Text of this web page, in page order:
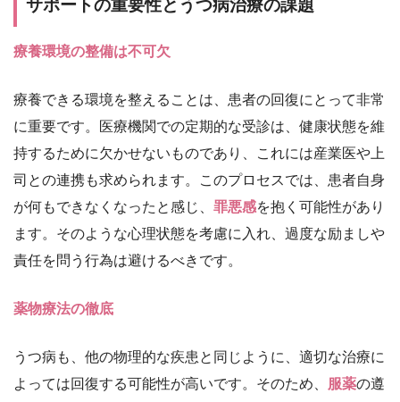
サポートの重要性とうつ病治療の課題
療養環境の整備は不可欠
療養できる環境を整えることは、患者の回復にとって非常
に重要です。医療機関での定期的な受診は、健康状態を維
持するために欠かせないものであり、これには産業医や上
司との連携も求められます。このプロセスでは、患者自身
が何もできなくなったと感じ、 罪悪感を抱く可能性があり
ます。そのような心理状態を考慮に入れ、過度な励ましや
責任を問う行為は避けるべきです。
薬物療法の徹底
うつ病も、他の物理的な疾患と同じように、適切な治療に
よっては回復する可能性が高いです。そのため、
服薬の遵